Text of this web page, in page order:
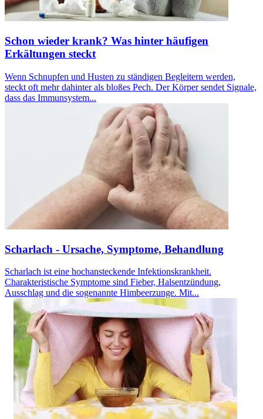
Schon wieder krank? Was hinter häufigen
Erkältungen steckt
Wenn Schnupfen und Husten zu ständigen Begleitern werden,
steckt oft mehr dahinter als bloßes Pech. Der Körper sendet Signale,
dass das Immunsystem...
Scharlach - Ursache, Symptome, Behandlung
Scharlach ist eine hochansteckende Infektionskrankheit.
Charakteristische Symptome sind Fieber, Halsentzündung,
Ausschlag und die sogenannte Himbeerzunge. Mit...